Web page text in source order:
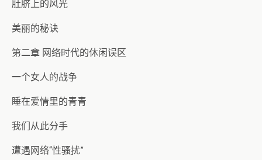
肚脐上的风光
美丽的秘诀
第二章 网络时代的休闲误区
一个女人的战争
睡在爱情里的青青
我们从此分手
遭遇网络“性骚扰”